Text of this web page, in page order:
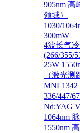
905nm 高
领域）
1030/
300mW
4波长气
(266/355/
25W
（激光测
MNL1342
336/447/
Nd:YAG
1064nm
1550nm